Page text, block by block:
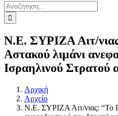
Αναζήτηση
για:
Ν.Ε. ΣΥΡΙΖΑ Αιτ/
Αστακού λιμάνι
Ισραηλινού
Αρχική
Αρχείο
Ν.Ε. ΣΥΡΙΖΑ Αιτ/νιας: “Το